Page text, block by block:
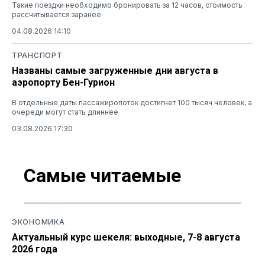
Такие поездки необходимо бронировать за 12 часов, стоимость
рассчитывается заранее
04.08.2026 14:10
ТРАНСПОРТ
Названы самые загруженные дни августа в
аэропорту Бен-Гурион
В отдельные даты пассажиропоток достигнет 100 тысяч человек, а
очереди могут стать длиннее
03.08.2026 17:30
Самые читаемые
ЭКОНОМИКА
Актуальный курс шекеля: выходные, 7-8 августа
2026 года